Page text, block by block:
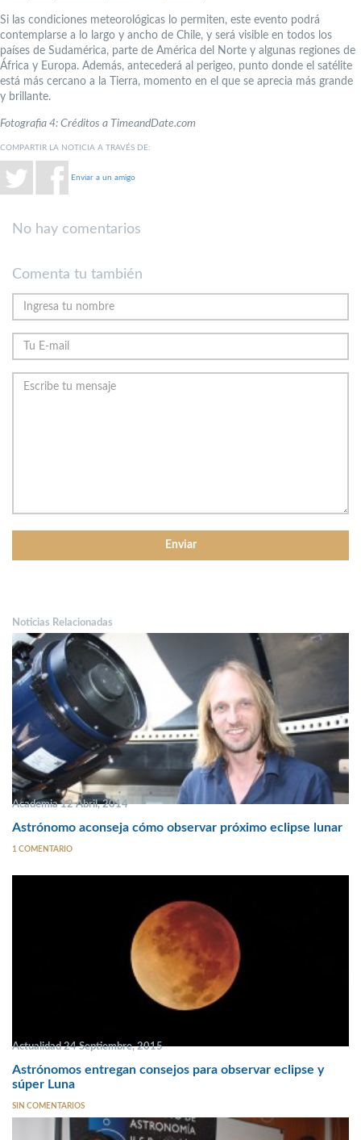
Si las condiciones meteorológicas lo permiten, este evento podrá
contemplarse a lo largo y ancho de Chile, y será visible en todos los
países de Sudamérica, parte de América del Norte y algunas regiones de
África y Europa. Además, antecederá al perigeo, punto donde el satélite
está más cercano a la Tierra, momento en el que se aprecia más grande
y brillante.
Fotografia 4: Créditos a TimeandDate.com
COMPARTIR LA NOTICIA A TRAVÉS DE:
Enviar a un amigo
No hay comentarios
Comenta tu también
Noticias Relacionadas
Academia 12 Abril, 2014
Astrónomo aconseja cómo observar próximo eclipse lunar
1 COMENTARIO
Actualidad 24 Septiembre, 2015
Astrónomos entregan consejos para observar eclipse y
súper Luna
SIN COMENTARIOS